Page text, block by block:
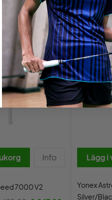
OUTLET
- 30%
Info
7000 V2
Lägg i
Yonex
Silver/